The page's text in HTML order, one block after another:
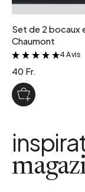
Set de 2 bocaux
Chaumont
&
4 Avis
40 Fr.